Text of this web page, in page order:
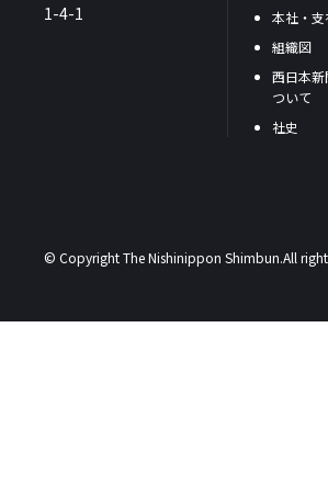
1-4-1
本社・支
組織図
西日本新
ついて
社史
© Copyright The Nishinippon Shimbun.All